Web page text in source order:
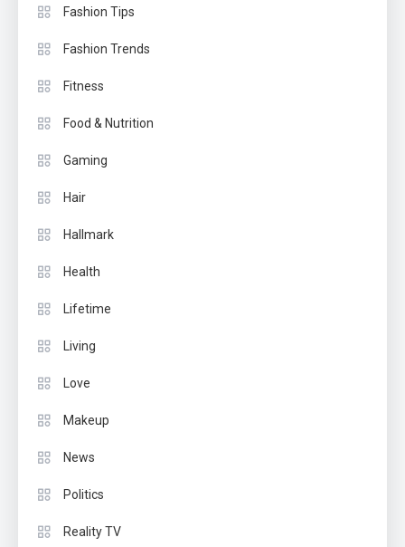
Fashion Tips
Fashion Trends
Fitness
Food & Nutrition
Gaming
Hair
Hallmark
Health
Lifetime
Living
Love
Makeup
News
Politics
Reality TV